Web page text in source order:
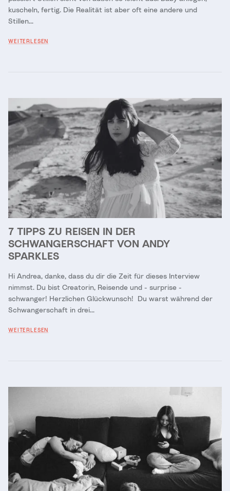
kuscheln, fertig. Die Realität ist aber oft eine andere und
Stillen...
WEITERLESEN
7 TIPPS ZU REISEN IN DER
SCHWANGERSCHAFT VON ANDY
SPARKLES
Hi Andrea, danke, dass du dir die Zeit für dieses Interview
nimmst. Du bist Creatorin, Reisende und - surprise -
schwanger! Herzlichen Glückwunsch! Du warst während der
Schwangerschaft in drei...
WEITERLESEN